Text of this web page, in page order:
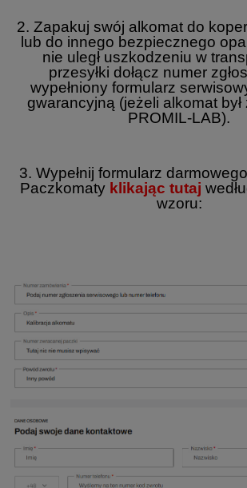
2. Zapakuj swój alkomat do
lub do innego bezpiecznego
nie uległ uszkodzeniu w
przesyłki dołącz numer
wypełniony formularz
gwarancyjną (jeżeli alkomat
PROMIL-LAB).
3. Wypełnij formularz
Paczkomaty klikając tutaj
wzoru: